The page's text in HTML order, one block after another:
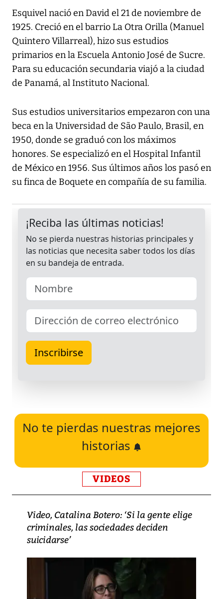
Esquivel nació en David el 21 de noviembre de
1925. Creció en el barrio La Otra Orilla (Manuel
Quintero Villarreal), hizo sus estudios
primarios en la Escuela Antonio José de Sucre.
Para su educación secundaria viajó a la ciudad
de Panamá, al Instituto Nacional.
Sus estudios universitarios empezaron con una
beca en la Universidad de São Paulo, Brasil, en
1950, donde se graduó con los máximos
honores. Se especializó en el Hospital Infantil
de México en 1956. Sus últimos años los pasó en
su finca de Boquete en compañía de su familia.
No te pierdas nuestras mejores
historias
VIDEOS
Video, Catalina Botero: ‘Si la gente elige
criminales, las sociedades deciden
suicidarse’